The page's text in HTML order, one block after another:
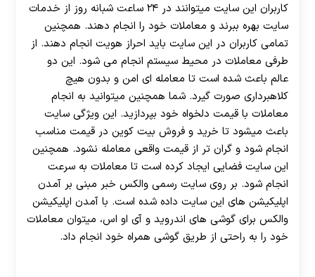
کاربران این سایت میتوانند در ۲۴ ساعت شبانه روز از خدمات
سایت بهره ببرند و معاملات خود را انجام دهند. همچنین
تمامی کاربران در این سایت باید احراز هویت انجام دهند. از
طرفی معاملات در محیط سیستم انجام می شود. این دو
عالم باعث شده است تا معامله ای امن و بدون هیچ
کلاهبرداری صورت گیرد. شما همچنین میتوانید به انجام
معاملات با قیمت دلخواه خود بپردازید. این ویژگی سایت
باعث میشود تا خرید و فروش بیت کوین در قیمت مناسب
انجام شود و گران تر از قیمت واقعی معامله نشود. همچنین
این سایت فضایی ایجاد کرده است تا معاملات به سرعت
انجام شود. بر روی سایت رسمی والکس خبر مبنی بر آمدن
اپلیکیشن های این سایت داده شده است. با آمدن اپلیکیشن
والکس برای گوشی های اندروید و آی او اس، میتوان معاملات
خود را به راحتی از طریق گوشی همراه خود انجام داد.